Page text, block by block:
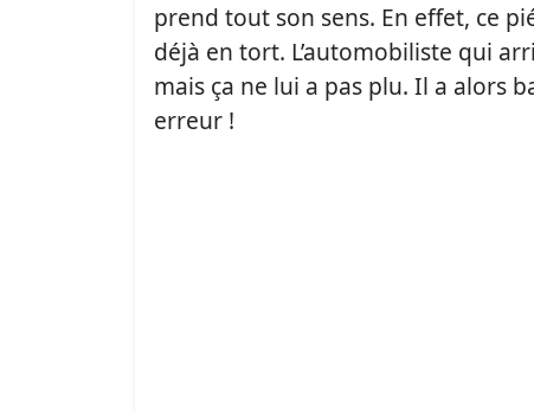
prend tout son sens. En effet, ce
déjà en tort. L’automobiliste qui
mais ça ne lui a pas plu. Il a alors
erreur !